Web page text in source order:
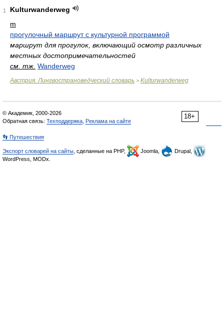
1
Kulturwanderweg
m
прогулочный маршрут с культурной программой
маршрут для прогулок, включающий осмотр различных
местных достопримечательностей
см. тж. Wanderweg
Австрия. Лингвострановедческий словарь > Kulturwanderweg
18+
© Академик, 2000-2026
Обратная связь: Техподдержка Реклама на сайте
👣 Путешествия
Экспорт словарей на сайты , сделанные на PHP, Joomla,
Drupal,
WordPress, MODx.